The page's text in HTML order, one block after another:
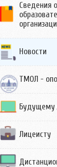
Сведения
Новости
ТМОЛ -
Будущему
Лицеисту